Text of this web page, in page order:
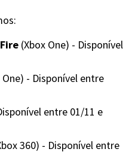
(Xbox One) - Disponível
One) - Disponível entre
entre 01/11 e
360) - Disponível entre